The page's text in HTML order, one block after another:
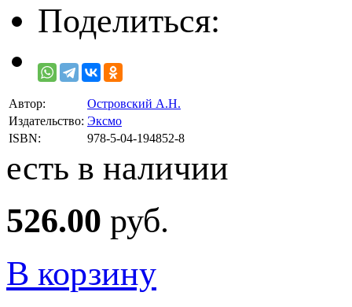
Поделиться:
Автор:
Островский А.Н.
Издательство: Эксмо
ISBN:
978-5-04-194852-8
есть в наличии
526.00 руб.
В корзину